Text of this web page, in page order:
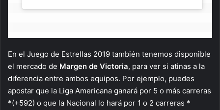
En el Juego de Estrellas 2019 también tenemos disponible
el mercado de Margen de Victoria, para ver si atinas a la
diferencia entre ambos equipos. Por ejemplo, puedes
apostar que la Liga Americana ganará por 5 o más carreras
*(+592) o que la Nacional lo hará por 1 o 2 carreras *